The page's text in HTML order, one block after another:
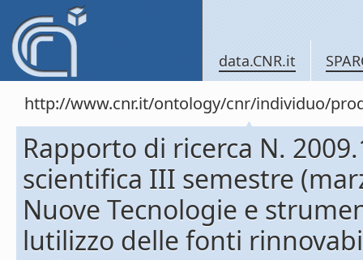
data.CNR.it
http://www.cnr.it/ontology/cnr/individuo/
Rapporto di ricerca N.
scientifica III semestre
Nuove Tecnologie e
lutilizzo delle fonti